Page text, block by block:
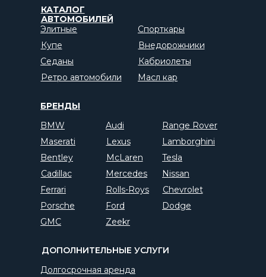
КАТАЛОГ
АВТОМОБИЛЕЙ
БРЕНДЫ
ДОПОЛНИТЕЛЬНЫЕ УСЛУГИ
Спорткары
Элитные
Внедорожники
Кабриолеты
Купе
BMW Audi
Bentley
Cadillac
McLaren
Mercedes
Nissan
Porsche
Range Rover
Rolls-Roys
Lexus
Tesla
Chevrolet
Ferrari
Lamborghini
Maserati
Седаны
Масл кар
Ford Dodge
Долгосрочная аренда
Ретро автомобили
GMC Zeekr